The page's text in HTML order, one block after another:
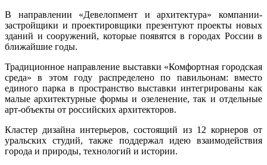
В направлении «Девелопмент и архитектура» компании-
застройщики и проектировщики презентуют проекты новых
зданий и сооружений, которые появятся в городах России в
ближайшие годы.
Традиционное направление выставки «Комфортная городская
среда» в этом году распределено по павильонам: вместо
единого парка в пространство выставки интегрированы как
малые архитектурные формы и озеленение, так и отдельные
арт-объекты от российских архитекторов.
Кластер дизайна интерьеров, состоящий из 12 корнеров от
уральских студий, также поддержал идею взаимодействия
города и природы, технологий и истории.